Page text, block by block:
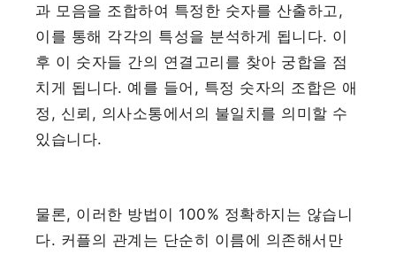
과 모음을 조합하여 특정한 숫자를 산출하고,
이를 통해 각각의 특성을 분석하게 됩니다. 이
후 이 숫자들 간의 연결고리를 찾아 궁합을 점
치게 됩니다. 예를 들어, 특정 숫자의 조합은 애
정, 신뢰, 의사소통에서의 불일치를 의미할 수
있습니다.
물론, 이러한 방법이 100% 정확하지는 않습니
다. 커플의 관계는 단순히 이름에 의존해서만